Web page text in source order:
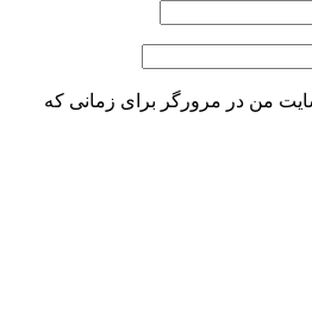
من در مرورگر برای زمانی که